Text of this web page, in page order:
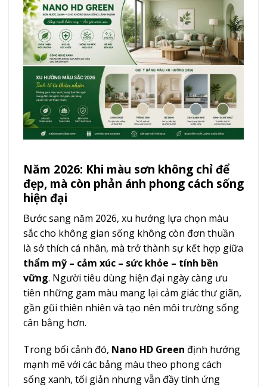
Năm 2026: Khi màu sơn không chỉ để
đẹp, mà còn phản ánh phong cách sống
hiện đại
Bước sang năm 2026, xu hướng lựa chọn màu
sắc cho không gian sống không còn đơn thuần
là sở thích cá nhân, mà trở thành sự kết hợp giữa
thẩm mỹ – cảm xúc – sức khỏe – tính bền
vững. Người tiêu dùng hiện đại ngày càng ưu
tiên những gam màu mang lại cảm giác thư giãn,
gần gũi thiên nhiên và tạo nên môi trường sống
cân bằng hơn.
Trong bối cảnh đó, Nano HD Green định hướng
mạnh mẽ với các bảng màu theo phong cách
sống xanh, tối giản nhưng vẫn đầy tính ứng